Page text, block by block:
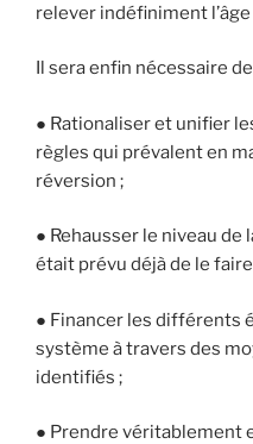
relever indéfiniment
Il sera enfin nécessaire
● Rationaliser et unifier
règles qui prévalent en
réversion ;
● Rehausser le niveau
était prévu déjà de le
● Financer les différents
système à travers des
identifiés ;
● Prendre véritablement